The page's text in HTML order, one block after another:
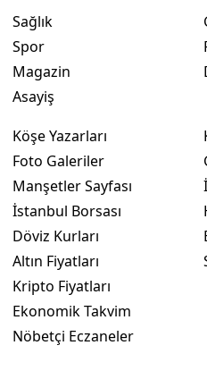
Sağlık
Spor
Magazin
Asayiş
Köşe Yazarları
Foto Galeriler
Manşetler Sayfası
İstanbul Borsası
Döviz Kurları
Altın Fiyatları
Kripto Fiyatları
Ekonomik Takvim
Nöbetçi Eczaneler